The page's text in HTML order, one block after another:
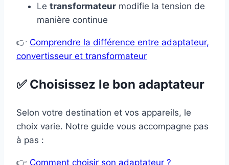
Le transformateur modifie la tension de
manière continue
👉 Comprendre la différence entre adaptateur,
convertisseur et transformateur
✅ Choisissez le bon adaptateur
Selon votre destination et vos appareils, le
choix varie. Notre guide vous accompagne pas
à pas :
👉 Comment choisir son adaptateur ?